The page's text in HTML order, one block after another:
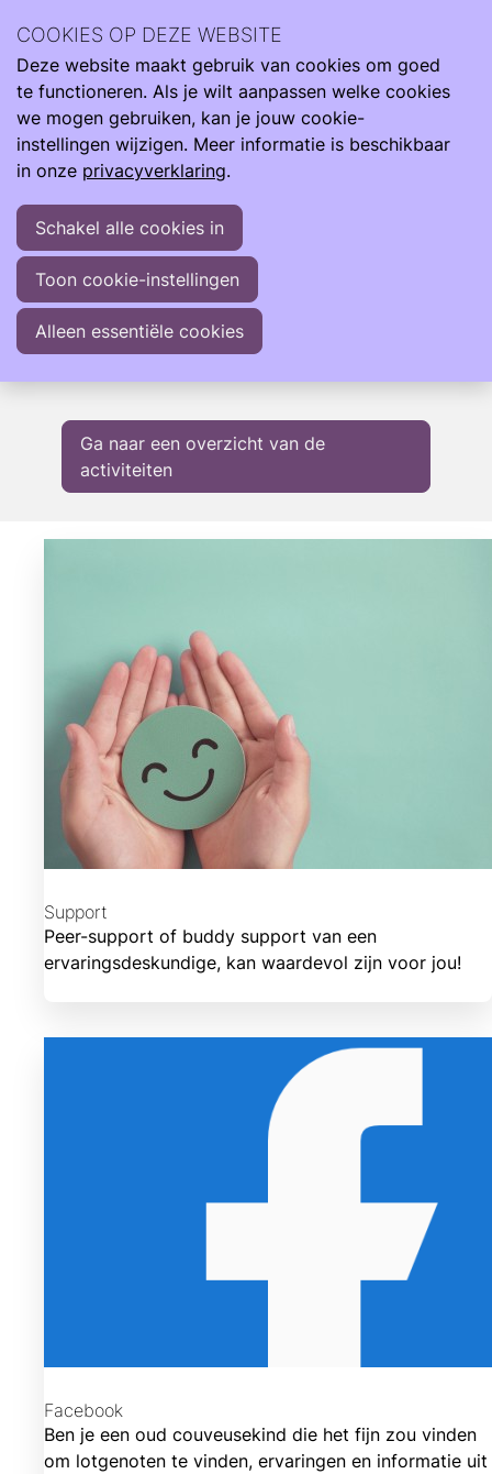
Zoeken
ondersteunen als je te vroeg, te klein of ziek geboren
was.
Next Generation Next Generation Ondersteuning
Als (volwassen) couveusekind kun je hier terecht voor
ondersteuning over onderwerpen die jouw leven
beïnvloeden. Met ons team van ervaringsdeskundigen
bieden we hulp en antwoorden, door middel van
verschillende activiteiten en initiatieven. Onze informatie
wordt in de loop van 2025 uitgebreid.
Activiteiten
Ga naar een overzicht van de
activiteiten
Support
Peer-support of buddy support van een
ervaringsdeskundige, kan waardevol zijn voor jou!
Facebook
Ben je een oud couveusekind die het fijn zou vinden
om lotgenoten te vinden, ervaringen en informatie uit
COOKIES OP DEZE WEBSITE
Deze website maakt gebruik van cookies om goed
te functioneren. Als je wilt aanpassen welke cookies
we mogen gebruiken, kan je jouw cookie-
instellingen wijzigen. Meer informatie is beschikbaar
in onze privacyverklaring.
Schakel alle cookies in
Toon cookie-instellingen
Alleen essentiële cookies